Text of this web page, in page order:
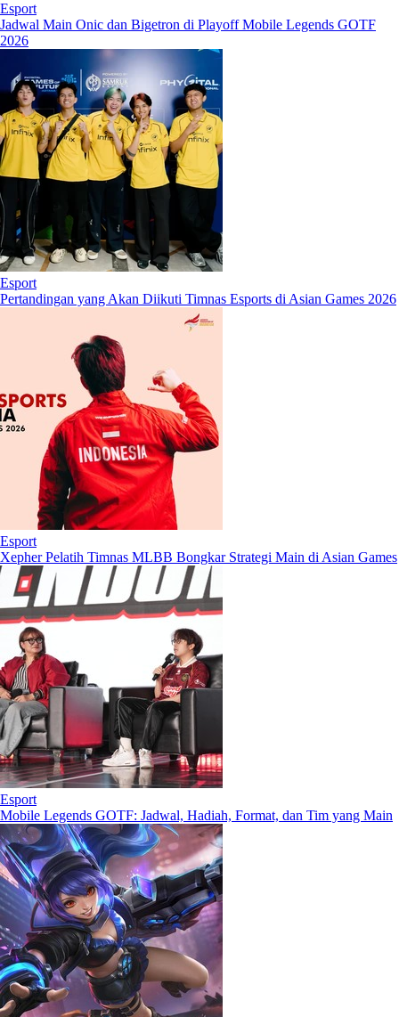
Esport
Jadwal Main Onic dan Bigetron di Playoff Mobile Legends GOTF
2026
Esport
Pertandingan yang Akan Diikuti Timnas Esports di Asian Games 2026
Esport
Xepher Pelatih Timnas MLBB Bongkar Strategi Main di Asian Games
Esport
Mobile Legends GOTF: Jadwal, Hadiah, Format, dan Tim yang Main